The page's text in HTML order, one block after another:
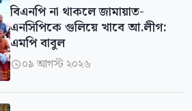
বিএনপি না থাকলে জামায়াত-
এনসিপিকে গুলিয়ে খাবে আ.লীগ:
এমপি বাবুল
০৯ আগস্ট ২০২৬